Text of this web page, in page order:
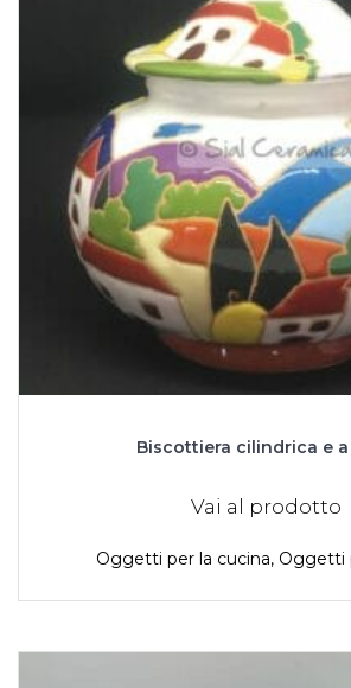
Biscottiera cilindrica e
Vai al prodotto
Oggetti per la cucina, Oggetti